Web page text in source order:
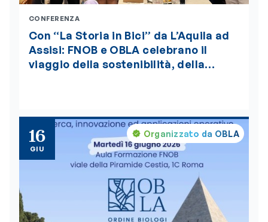
CONFERENZA
Con “La Storia in Bici” da L’Aquila ad
Assisi: FNOB e OBLA celebrano il
viaggio della sostenibilità, della
Organizzato da OBLA
16
GIU